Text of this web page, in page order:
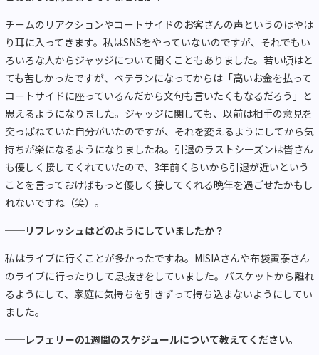
チームのリアクションやコートサイドのお客さんの声というのはやは
り耳に入ってきます。私はSNSをやっていないのですが、それでもい
ろいろな人からジャッジについて聞くこともありました。若い頃はと
ても苦しかったですが、ベテランになってからは「高いお金を払って
コートサイドに座っているんだから文句も言いたくもなるだろう」と
思えるようになりました。ジャッジに関しても、以前は相手の意見を
突っぱねていた自分がいたのですが、それを変えるようにしてから気
持ちが楽になるようになりましたね。引退のラストシーズンは皆さん
も優しく接してくれていたので、3年前くらいから引退が近いという
ことを言っておけばもっと優しく接してくれる晩年を過ごせたかもし
れないですね（笑）。
──リフレッシュはどのようにしていましたか？
私はライブに行くことが多かったですね。MISIAさんや布袋寅泰さん
のライブに行ったりして息抜きをしていました。バスケットから離れ
るようにして、家庭に気持ちを引きずって持ち込まないようにしてい
ました。
──レフェリーの1週間のスケジュールについて教えてください。